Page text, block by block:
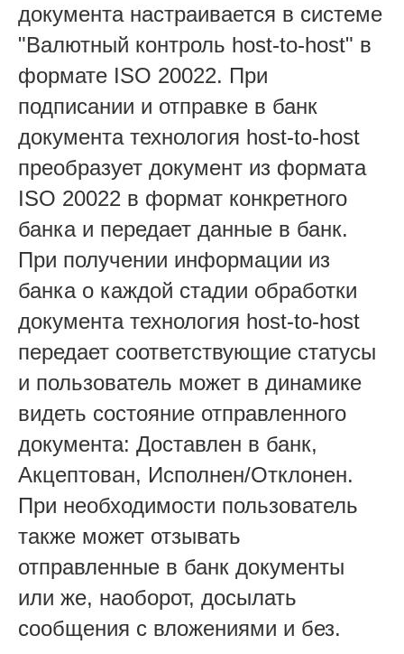
документа настраивается в системе
"Валютный контроль host-to-host" в
формате ISO 20022. При
подписании и отправке в банк
документа технология host-to-host
преобразует документ из формата
ISO 20022 в формат конкретного
банка и передает данные в банк.
При получении информации из
банка о каждой стадии обработки
документа технология host-to-host
передает соответствующие статусы
и пользователь может в динамике
видеть состояние отправленного
документа: Доставлен в банк,
Акцептован, Исполнен/Отклонен.
При необходимости пользователь
также может отзывать
отправленные в банк документы
или же, наоборот, досылать
сообщения с вложениями и без.